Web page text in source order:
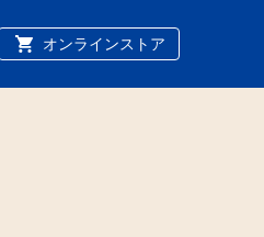
オンラインストア